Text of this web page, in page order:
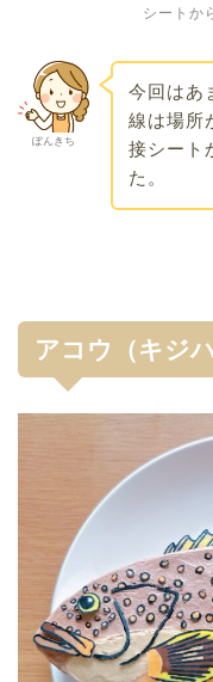
シートか
ぽんきち
今回はあ
線は場所
接シート
た。
アコウ（キジ